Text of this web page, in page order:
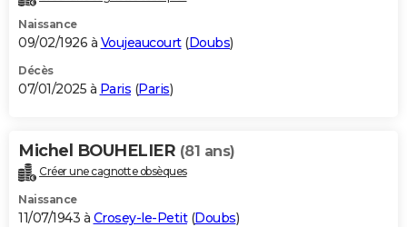
Naissance
09/02/1926 à Voujeaucourt(Doubs)
Décès
07/01/2025 à Paris (Paris)
Michel BOUHELIER (81 ans)
Créer une cagnotte obsèques
Naissance
11/07/1943 à Crosey-le-Petit(Doubs)